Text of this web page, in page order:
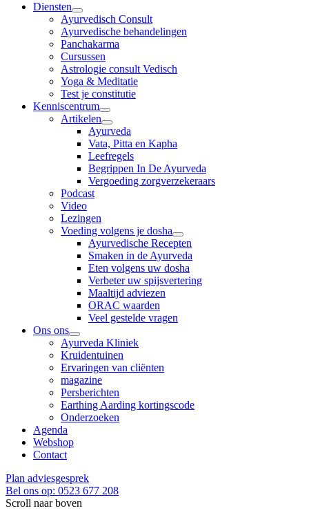
Diensten
Ayurvedisch Consult
Ayurvedische behandelingen
Panchakarma
Cursussen
Astrologie consult Vedisch
Yoga & Meditatie
Test je constitutie
Kenniscentrum
Artikelen
Ayurveda
Vata, Pitta en Kapha
Leefregels
Begrippen In De Ayurveda
Vergoeding zorgverzekeraars
Podcast
Video
Lezingen
Voeding volgens je dosha
Ayurvedische Recepten
Smaken in de Ayurveda
Eten volgens uw dosha
Verbeter uw spijsvertering
Maaltijd adviezen
ORAC waarden
Veel gestelde vragen
Ons ons
Ayurveda Kliniek
Kruidentuinen
Ervaringen van cliënten
magazine
Persberichten
Earthing Aarding kortingscode
Onderzoeken
Agenda
Webshop
Contact
Plan adviesgesprek
Bel ons op: 0523 677 208
Scroll naar boven